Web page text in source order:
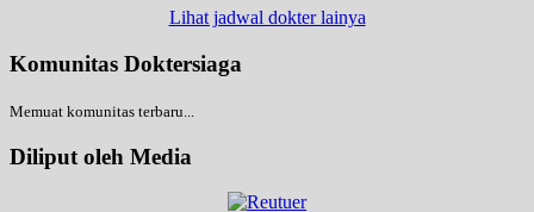
Lihat jadwal dokter lainya
Komunitas Doktersiaga
Memuat komunitas terbaru...
Diliput oleh Media